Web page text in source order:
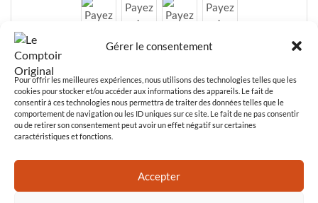
Gérer le consentement
Pour offrir les meilleures expériences, nous utilisons des technologies telles que les
cookies pour stocker et/ou accéder aux informations des appareils. Le fait de
consentir à ces technologies nous permettra de traiter des données telles que le
comportement de navigation ou les ID uniques sur ce site. Le fait de ne pas consentir
ou de retirer son consentement peut avoir un effet négatif sur certaines
caractéristiques et fonctions.
Accepter